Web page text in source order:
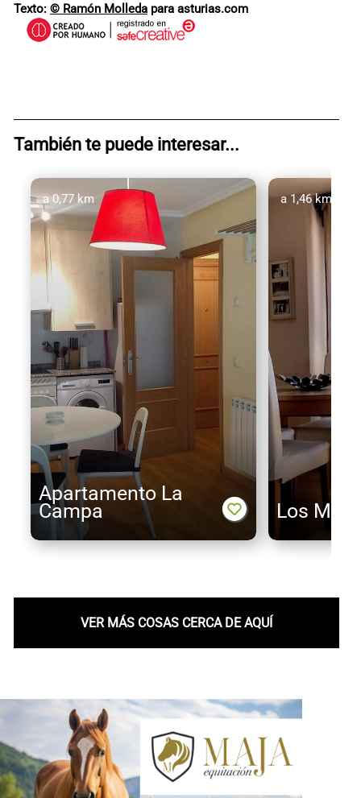
Texto: © Ramón Molleda para asturias.com
También te puede interesar...
Apartamento La
Campa
a 0,77 km
Los
a 1,46 km
VER MÁS COSAS CERCA DE AQUÍ